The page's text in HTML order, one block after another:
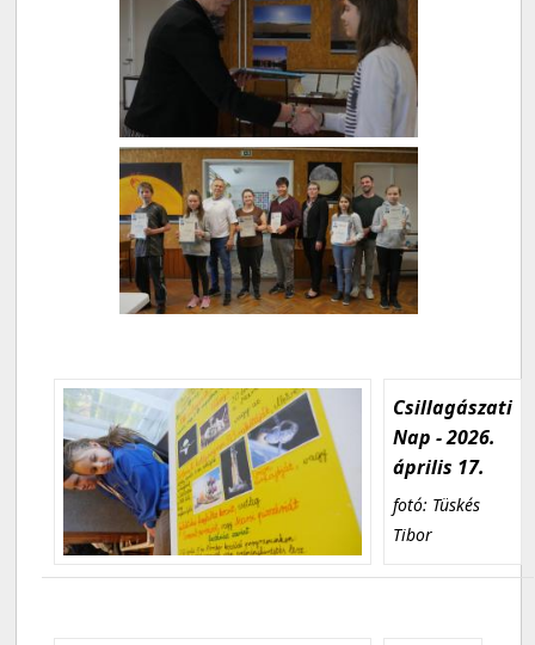
Csillagászati
Nap - 2026.
április 17.
fotó: Tüskés
Tibor